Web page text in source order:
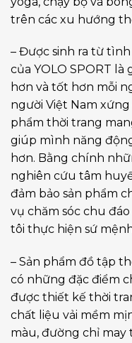
trên các xu hướng
– Được sinh ra từ
của YOLO SPORT
hơn và tốt hơn mỗi
người Việt Nam
phẩm thời trang
giúp mình năng
hơn. Bằng chính
nghiên cứu tâm
đảm bảo sản phẩm
vụ chăm sóc chu
tôi thực hiện sứ
– Sản phẩm đồ tập
có những đặc điểm
được thiết kế thời
chất liệu vải mềm
màu, đường chỉ may